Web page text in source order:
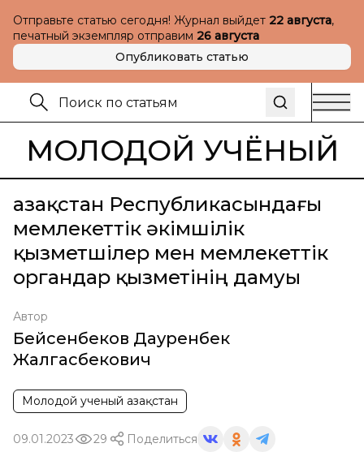
Отправьте статью сегодня! Журнал выйдет 22 августа,
печатный экземпляр отправим 26 августа
Опубликовать статью
МОЛОДОЙ УЧЁНЫЙ
Қазақстан Республикасындағы
мемлекеттік әкімшілік
қызметшілер мен мемлекеттік
органдар қызметінің дамуы
Автор
Бейсенбеков Дауренбек
Жалгасбекович
Молодой ученый Қазақстан
09.01.2023 29 Поделиться